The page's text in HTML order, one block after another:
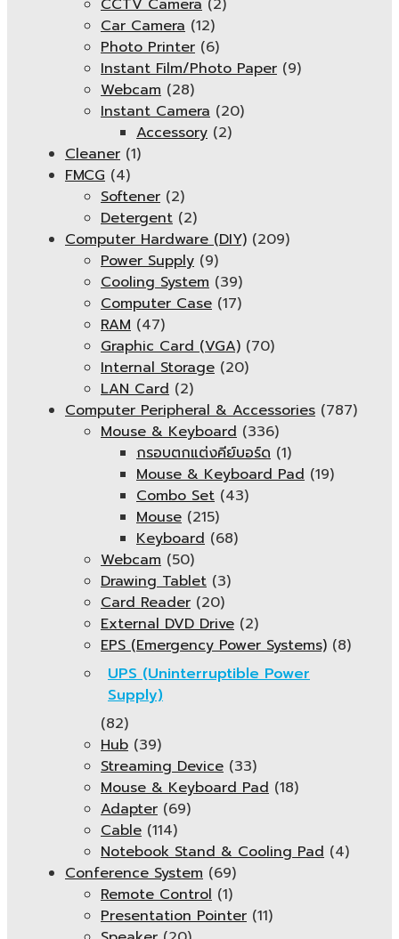
CCTV Camera (2)
Car Camera (12)
Photo Printer (6)
Instant Film/Photo Paper (9)
Webcam (28)
Instant Camera (20)
Accessory (2)
Cleaner (1)
FMCG (4)
Softener (2)
Detergent (2)
Computer Hardware (DIY) (209)
Power Supply (9)
Cooling System (39)
Computer Case (17)
RAM (47)
Graphic Card (VGA) (70)
Internal Storage (20)
LAN Card (2)
Computer Peripheral & Accessories (787)
Mouse & Keyboard (336)
กรอบตกแต่งคีย์บอร์ด (1)
Mouse & Keyboard Pad (19)
Combo Set (43)
Mouse (215)
Keyboard (68)
Webcam (50)
Drawing Tablet (3)
Card Reader (20)
External DVD Drive (2)
EPS (Emergency Power Systems) (8)
UPS (Uninterruptible Power
Supply)
(82)
Hub (39)
Streaming Device (33)
Mouse & Keyboard Pad (18)
Adapter (69)
Cable (114)
Notebook Stand & Cooling Pad (4)
Conference System (69)
Remote Control (1)
Presentation Pointer (11)